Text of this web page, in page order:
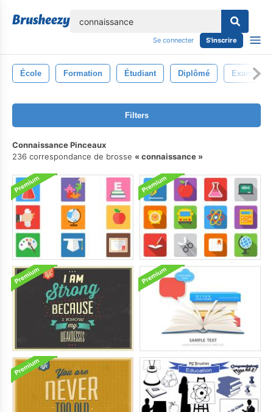
Se connecter S'inscrire
École Formation Étudiant Diplômé Examiner
Filters
Connaissance Pinceaux
236 correspondance de brosse
connaissance